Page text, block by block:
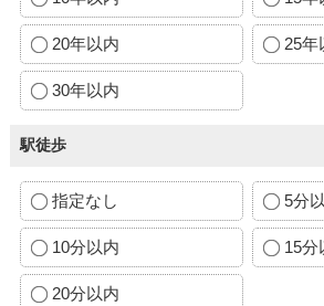
20年以内 25年
30年以内
駅徒歩
指定なし 5分
10分以内 15分
20分以内